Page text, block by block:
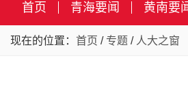
首页 青海要闻 黄南要
现在的位置： 首页 / 专题 / 人大之窗